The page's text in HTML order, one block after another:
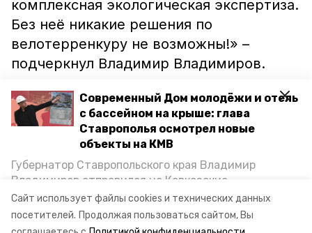
Сайт использует файлы cookies и технических данных
посетителей. Продолжая пользоваться сайтом, Вы
Современный Дом молодёжи и отель
с бассейном на крыше: глава
Ставрополья осмотрел новые
объекты на КМВ
Губернатор Ставропольского края Владимир
Владимиров отправился на Кавказские
Минеральные Воды, чтобы проинспектировать
строительство объектов в Кисловодске и
Минводах, а также выслушать предложения о
комплексная экологическая экспертиза.
Без неё никакие решения по
велотерренкуру не возможны!» –
подчеркнул Владимир Владимиров.
Также Владимир Владимиров поручил
организовать историко-культурную
экспертизу территорий, в границах
которых предполагается проведение
работ.